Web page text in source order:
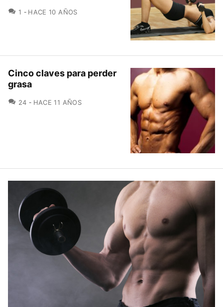
1 COMENTARIOS
HACE 10 AÑOS
Cinco claves para perder
grasa
24 COMENTARIOS
HACE 11 AÑOS